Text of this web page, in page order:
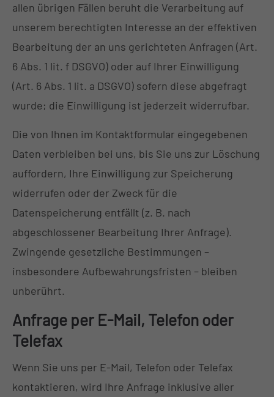
allen übrigen Fällen beruht die Verarbeitung auf
unserem berechtigten Interesse an der effektiven
Bearbeitung der an uns gerichteten Anfragen (Art.
6 Abs. 1 lit. f DSGVO) oder auf Ihrer Einwilligung
(Art. 6 Abs. 1 lit. a DSGVO) sofern diese abgefragt
wurde; die Einwilligung ist jederzeit widerrufbar.
Die von Ihnen im Kontaktformular eingegebenen
Daten verbleiben bei uns, bis Sie uns zur Löschung
auffordern, Ihre Einwilligung zur Speicherung
widerrufen oder der Zweck für die
Datenspeicherung entfällt (z. B. nach
abgeschlossener Bearbeitung Ihrer Anfrage).
Zwingende gesetzliche Bestimmungen –
insbesondere Aufbewahrungsfristen – bleiben
unberührt.
Anfrage per E-Mail, Telefon oder
Telefax
Wenn Sie uns per E-Mail, Telefon oder Telefax
kontaktieren, wird Ihre Anfrage inklusive aller